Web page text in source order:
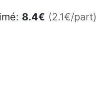
8.4€ (2.1€/part)